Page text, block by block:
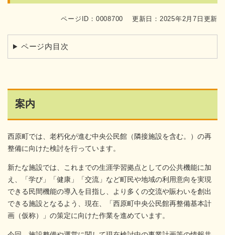
ページID：0008700 更新日：2025年2月7日更新
ページ内目次
案内
西原町では、老朽化が進む中央公民館（隣接施設を含む。）の再
整備に向けた検討を行っています。
新たな施設では、これまでの生涯学習拠点としての公共機能に加
え、「学び」「健康」「交流」など町民や地域の利用意向を実現
できる民間機能の導入を目指し、より多くの交流や賑わいを創出
できる施設となるよう、現在、「西原町中央公民館再整備基本計
画（仮称）」の策定に向けた作業を進めています。